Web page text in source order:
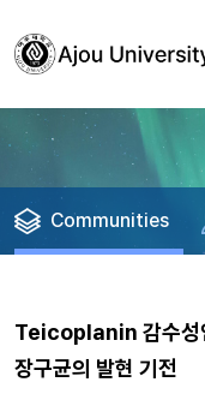
Communities
Teicoplanin 감수성
장구균의 발현 기전